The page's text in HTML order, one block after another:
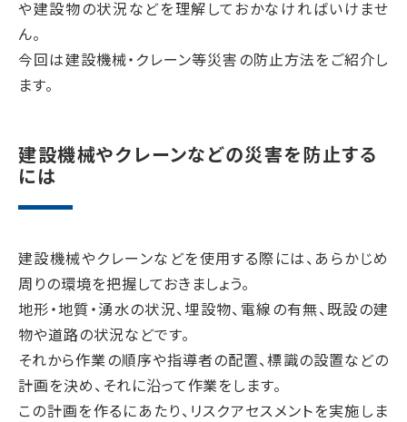
や建設物の状況などを理解しておかなければいけませ
ん。
今回は建設機械・クレーン等災害の防止方法をご紹介し
ます。
建設機械やクレーンなどの災害を防止する
には
建設機械やクレーンなどを使用する際には、あらかじめ
周りの環境を把握しておきましょう。
地形・地質・湧水の状況、埋設物、電線の有無、既設の建
物や道路の状況などです。
それから作業の順序や指導者の配置、標識の設置などの
計画を決め、それに沿って作業をします。
この計画を作るにあたり、リスクアセスメントを実施しま